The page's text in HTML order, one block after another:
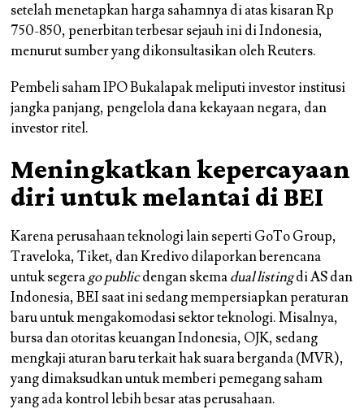
setelah menetapkan harga sahamnya di atas kisaran Rp
750-850, penerbitan terbesar sejauh ini di Indonesia,
menurut sumber yang dikonsultasikan oleh Reuters.
Pembeli saham IPO Bukalapak meliputi investor institusi
jangka panjang, pengelola dana kekayaan negara, dan
investor ritel.
Meningkatkan kepercayaan
diri untuk melantai di BEI
Karena perusahaan teknologi lain seperti GoTo Group,
Traveloka, Tiket, dan Kredivo dilaporkan berencana
untuk segerago publicdengan skemadual listingdi AS dan
Indonesia, BEI saat ini sedang mempersiapkan peraturan
baru untuk mengakomodasi sektor teknologi. Misalnya,
bursa dan otoritas keuangan Indonesia, OJK, sedang
mengkaji aturan baru terkait hak suara berganda (MVR),
yang dimaksudkan untuk memberi pemegang saham
yang ada kontrol lebih besar atas perusahaan.